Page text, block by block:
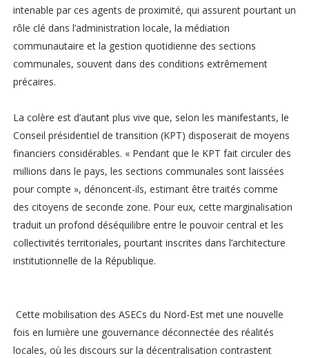
intenable par ces agents de proximité, qui assurent pourtant un
rôle clé dans l’administration locale, la médiation
communautaire et la gestion quotidienne des sections
communales, souvent dans des conditions extrêmement
précaires.
La colère est d’autant plus vive que, selon les manifestants, le
Conseil présidentiel de transition (KPT) disposerait de moyens
financiers considérables. « Pendant que le KPT fait circuler des
millions dans le pays, les sections communales sont laissées
pour compte », dénoncent-ils, estimant être traités comme
des citoyens de seconde zone. Pour eux, cette marginalisation
traduit un profond déséquilibre entre le pouvoir central et les
collectivités territoriales, pourtant inscrites dans l’architecture
institutionnelle de la République.
Cette mobilisation des ASECs du Nord-Est met une nouvelle
fois en lumière une gouvernance déconnectée des réalités
locales, où les discours sur la décentralisation contrastent